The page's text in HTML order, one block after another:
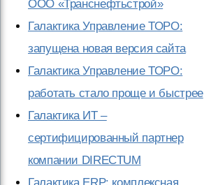
ООО «Транснефтьстрой»
Галактика Управление ТОРО:
запущена новая версия сайта
Галактика Управление ТОРО:
работать стало проще и быстрее
Галактика ИТ –
сертифицированный партнер
компании DIRECTUM